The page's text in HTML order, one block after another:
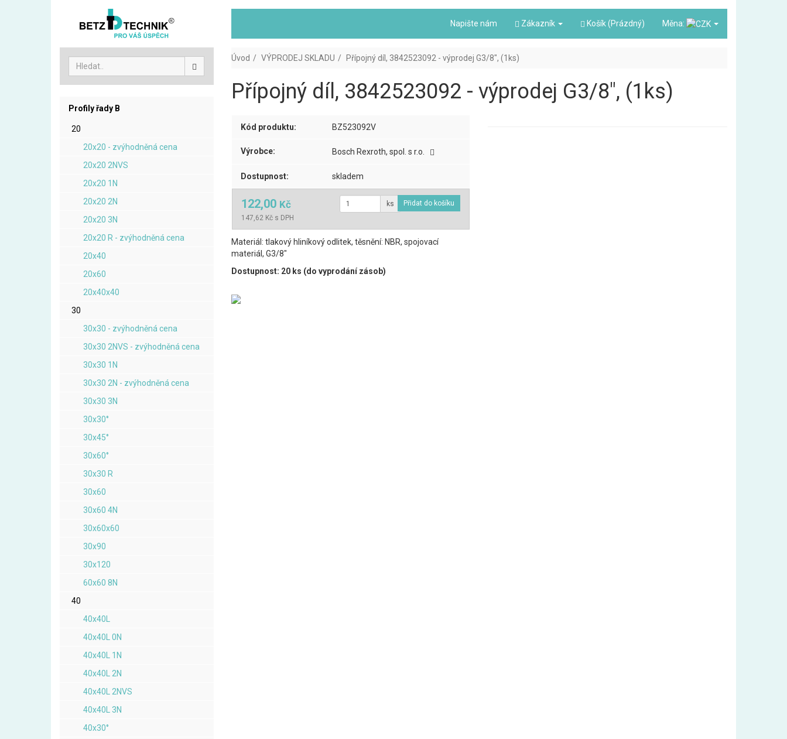
Napište nám Zákazník Košík (Prázdný) Měna:
Profily řady B
20
20x20 - zvýhodněná cena
20x20 2NVS
20x20 1N
20x20 2N
20x20 3N
20x20 R - zvýhodněná cena
20x40
20x60
20x40x40
30
30x30 - zvýhodněná cena
30x30 2NVS - zvýhodněná cena
30x30 1N
30x30 2N - zvýhodněná cena
30x30 3N
30x30°
30x45°
30x60°
30x30 R
30x60
30x60 4N
30x60x60
30x90
30x120
60x60 8N
40
40x40L
40x40L 0N
40x40L 1N
40x40L 2N
40x40L 2NVS
40x40L 3N
40x30°
Úvod VÝPRODEJ SKLADU Přípojný díl, 3842523092 - výprodej G3/8", (1ks)
Přípojný díl, 3842523092 - výprodej G3/8", (1ks)
Kód produktu: BZ523092V
Výrobce: Bosch Rexroth, spol. s r.o.
Dostupnost: skladem
122,00 Kč
147,62 Kč s DPH
ks
Materiál: tlakový hliníkový odlitek, těsnění: NBR, spojovací
materiál, G3/8"
Dostupnost: 20 ks (do vyprodání zásob)